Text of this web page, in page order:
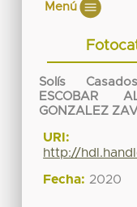
Menú
Solís
ESCOBAR
GONZALEZ
URI:
http://
Fecha: 2020